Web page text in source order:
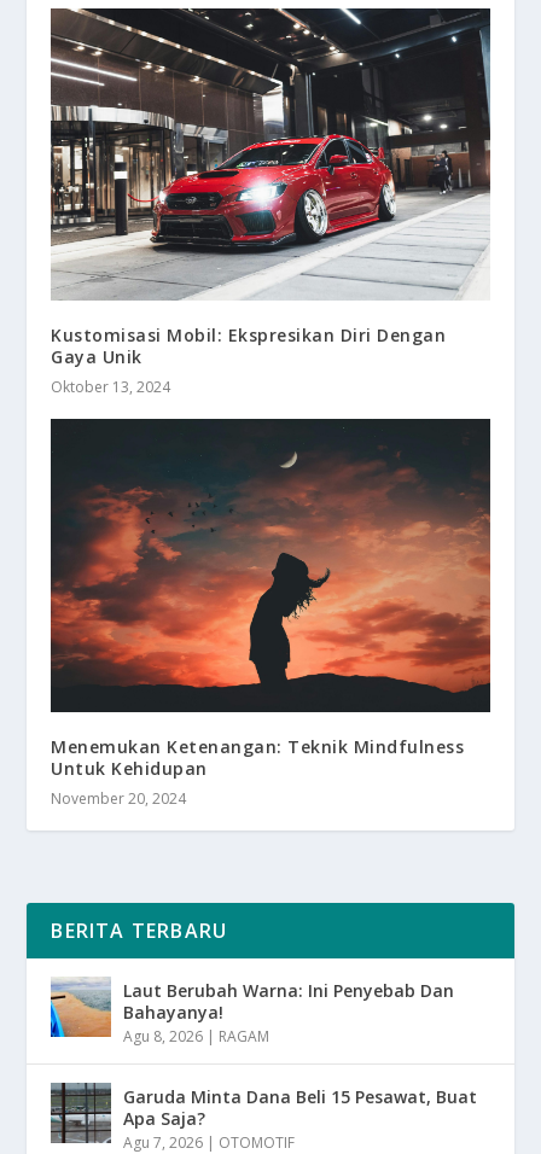
Kustomisasi Mobil: Ekspresikan Diri Dengan
Gaya Unik
Oktober 13, 2024
Menemukan Ketenangan: Teknik Mindfulness
Untuk Kehidupan
November 20, 2024
BERITA TERBARU
Laut Berubah Warna: Ini Penyebab Dan
Bahayanya!
Agu 8, 2026 | RAGAM
Garuda Minta Dana Beli 15 Pesawat, Buat
Apa Saja?
Agu 7, 2026 | OTOMOTIF